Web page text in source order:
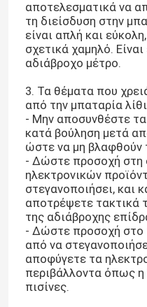
Αρχική Σελίδα
Προϊόντα
Εμφάνιση VR
αποτελεσματικά να
τη διείσδυση στην
είναι απλή και
σχετικά χαμηλό.
αδιάβροχο μέτρο.
3. Τα θέματα που
από την μπαταρία
- Μην αποσυνθέστε
κατά βούληση μετά
ώστε να μη βλαφθούν
- Δώστε προσοχή στη
ηλεκτρονικών
στεγανοποιήσει, και
αποτρέψετε τακτικά
της αδιάβροχης
- Δώστε προσοχή στο
από να
αποφύγετε τα
περιβάλλοντα όπως η
πισίνες.